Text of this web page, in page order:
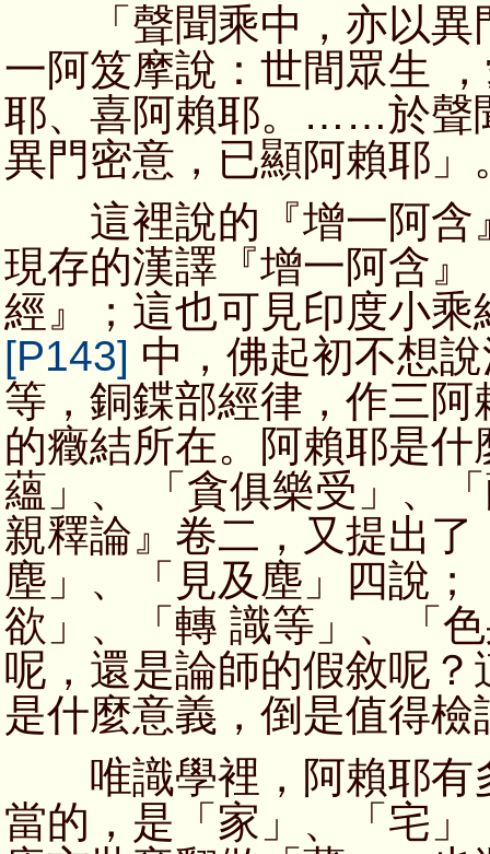
「聲聞乘中，亦以異
一阿笈摩說：世間眾生
耶、喜阿賴耶。……於聲
異門密意，已顯阿賴耶」
這裡說的『增一阿含
現存的漢譯『增一阿含
經』；這也可見印度小
[P143] 中，佛起初不想
等，銅鍱部經律，作三
的癥結所在。阿賴耶是
蘊」、 「貪俱樂受」、
親釋論』卷二，又提出
塵」、「見及塵」四說
欲」、「轉 識等」、「
呢，還是論師的假敘呢
是什麼意義，倒是值得檢
唯識學裡，阿賴耶有
當的，是「家」、「宅